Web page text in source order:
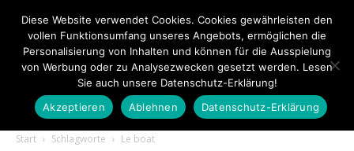
Touristiknews.de
Start Schlagworte Le boat
Diese Website verwendet Cookies. Cookies gewährleisten den
vollen Funktionsumfang unseres Angebots, ermöglichen die
Personalisierung von Inhalten und können für die Ausspielung
von Werbung oder zu Analysezwecken gesetzt werden. Lesen
Sie auch unsere Datenschutz-Erklärung!
Akzeptieren
Ablehnen Datenschutz-Erklärung